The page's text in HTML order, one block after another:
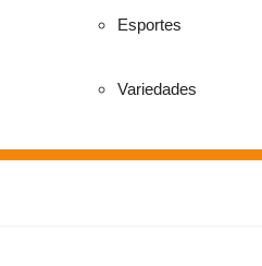
Esportes
Variedades